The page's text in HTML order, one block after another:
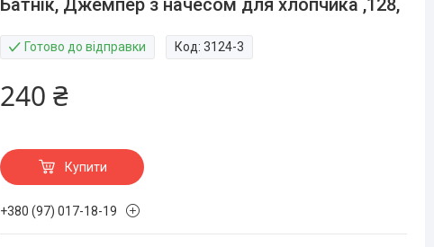
Батнік, Джемпер з начесом для хлопчика ,128,
Готово до відправки Код:3124-3
240 ₴
Купити
+380 (97) 017-18-19